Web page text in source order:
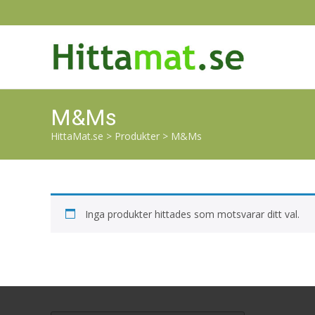
M&Ms
HittaMat.se > Produkter > M&Ms
Inga produkter hittades som motsvarar ditt val.